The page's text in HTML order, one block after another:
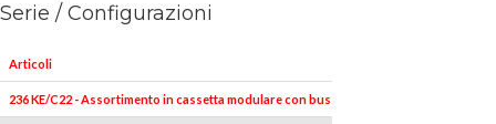
Serie / Configurazioni
Articoli
236 KE/C22 - Assortimento in cassetta modulare con bussole macchina esagonali